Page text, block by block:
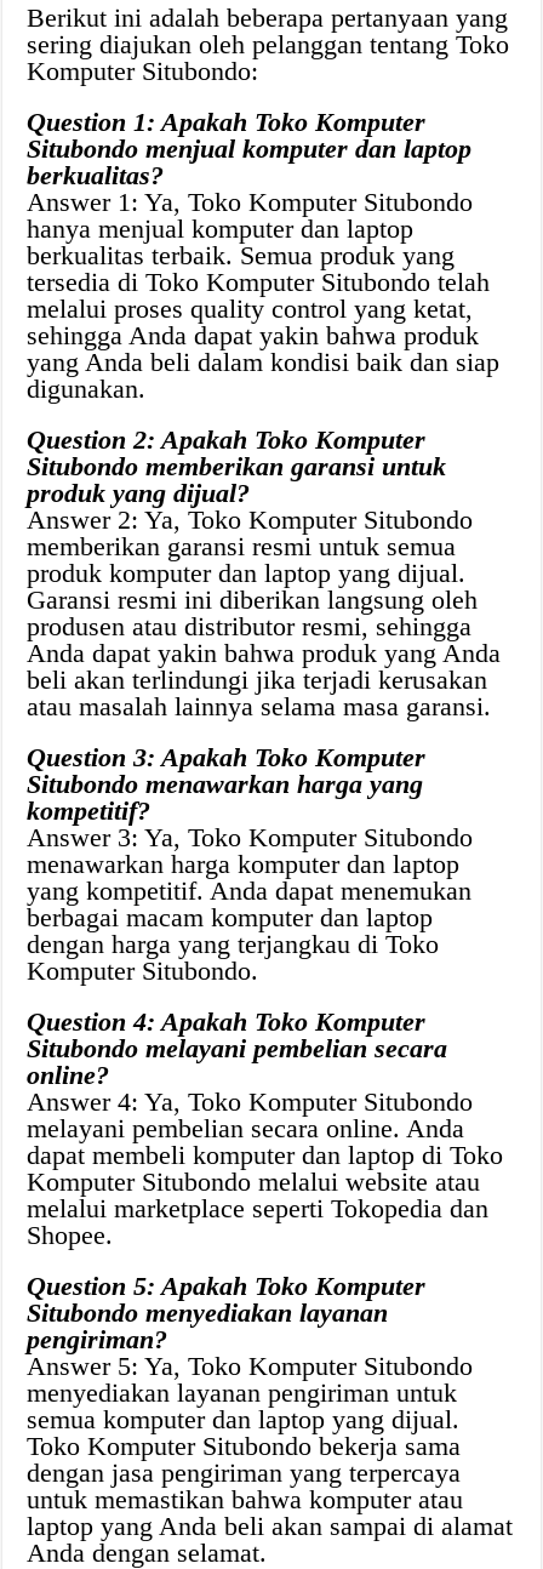
Berikut ini adalah beberapa pertanyaan yang
sering diajukan oleh pelanggan tentang Toko
Komputer Situbondo:
Question 1: Apakah Toko Komputer
Situbondo menjual komputer dan laptop
berkualitas?
Answer 1: Ya, Toko Komputer Situbondo
hanya menjual komputer dan laptop
berkualitas terbaik. Semua produk yang
tersedia di Toko Komputer Situbondo telah
melalui proses quality control yang ketat,
sehingga Anda dapat yakin bahwa produk
yang Anda beli dalam kondisi baik dan siap
digunakan.
Question 2: Apakah Toko Komputer
Situbondo memberikan garansi untuk
produk yang dijual?
Answer 2: Ya, Toko Komputer Situbondo
memberikan garansi resmi untuk semua
produk komputer dan laptop yang dijual.
Garansi resmi ini diberikan langsung oleh
produsen atau distributor resmi, sehingga
Anda dapat yakin bahwa produk yang Anda
beli akan terlindungi jika terjadi kerusakan
atau masalah lainnya selama masa garansi.
Question 3: Apakah Toko Komputer
Situbondo menawarkan harga yang
kompetitif?
Answer 3: Ya, Toko Komputer Situbondo
menawarkan harga komputer dan laptop
yang kompetitif. Anda dapat menemukan
berbagai macam komputer dan laptop
dengan harga yang terjangkau di Toko
Komputer Situbondo.
Question 4: Apakah Toko Komputer
Situbondo melayani pembelian secara
online?
Answer 4: Ya, Toko Komputer Situbondo
melayani pembelian secara online. Anda
dapat membeli komputer dan laptop di Toko
Komputer Situbondo melalui website atau
melalui marketplace seperti Tokopedia dan
Shopee.
Question 5: Apakah Toko Komputer
Situbondo menyediakan layanan
pengiriman?
Answer 5: Ya, Toko Komputer Situbondo
menyediakan layanan pengiriman untuk
semua komputer dan laptop yang dijual.
Toko Komputer Situbondo bekerja sama
dengan jasa pengiriman yang terpercaya
untuk memastikan bahwa komputer atau
laptop yang Anda beli akan sampai di alamat
Anda dengan selamat.